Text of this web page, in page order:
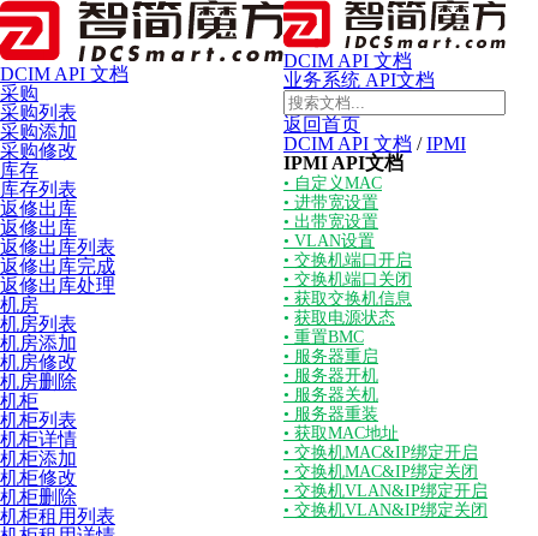
DCIM API 文档
采购
采购列表
采购添加
采购修改
库存
库存列表
返修出库
返修出库
返修出库列表
返修出库完成
返修出库处理
机房
机房列表
机房添加
机房修改
机房删除
机柜
机柜列表
机柜详情
机柜添加
机柜修改
机柜删除
机柜租用列表
DCIM API 文档
业务系统 API文档
返回首页
DCIM API 文档 /IPMI
IPMI API文档
• 自定义MAC
• 进带宽设置
• 出带宽设置
• VLAN设置
• 交换机端口开启
• 交换机端口关闭
• 获取交换机信息
• 获取电源状态
• 重置BMC
• 服务器重启
• 服务器开机
• 服务器关机
• 服务器重装
• 获取MAC地址
• 交换机MAC&IP绑定开启
• 交换机MAC&IP绑定关闭
• 交换机VLAN&IP绑定开启
• 交换机VLAN&IP绑定关闭